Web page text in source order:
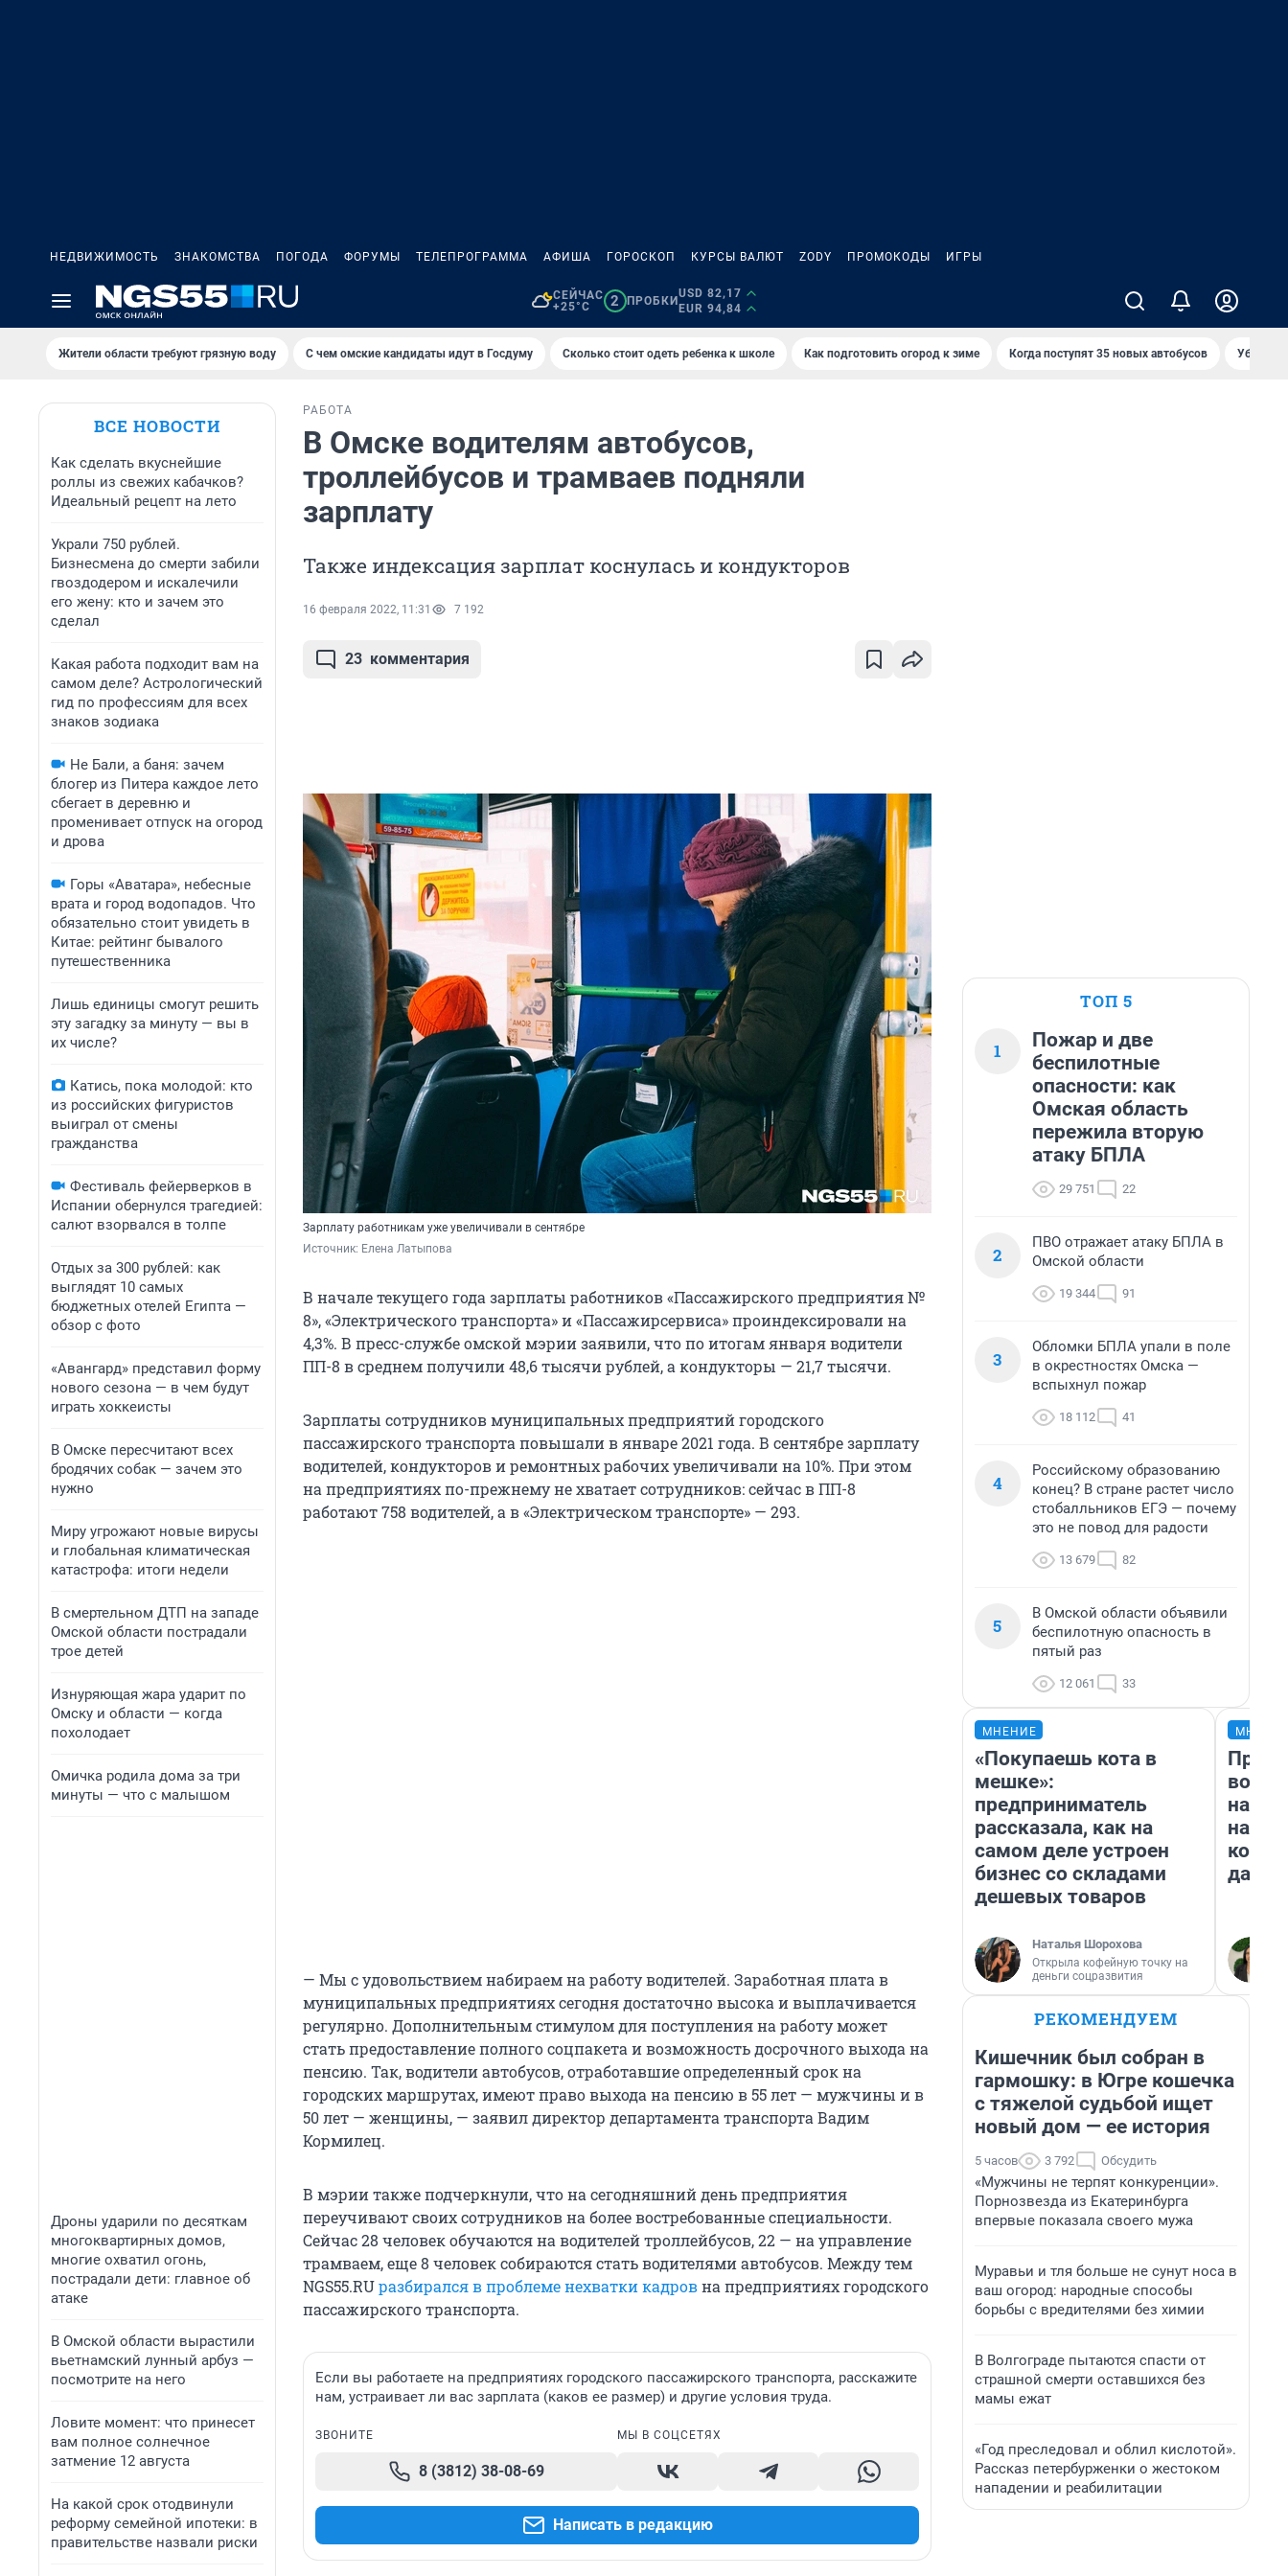
НЕДВИЖИМОСТЬ ЗНАКОМСТВА ПОГОДА ФОРУМЫ ТЕЛЕПРОГРАММА АФИША ГОРОСКОП КУРСЫ ВАЛЮТ ZODY ПРОМОКОДЫ ИГРЫ
СЕЙЧАС
+25°C
2 ПРОБКИ
USD 82,17
EUR 94,84
Жители области требуют грязную воду С чем омские кандидаты идут в Госдуму Сколько стоит одеть ребенка к школе Как подготовить огород к зиме Когда поступят 35 новых автобусов Убийца
ВСЕ НОВОСТИ
Как сделать вкуснейшие
роллы из свежих кабачков?
Идеальный рецепт на лето
Украли 750 рублей.
Бизнесмена до смерти забили
гвоздодером и искалечили
его жену: кто и зачем это
сделал
Какая работа подходит вам на
самом деле? Астрологический
гид по профессиям для всех
знаков зодиака
Не Бали, а баня: зачем
блогер из Питера каждое лето
сбегает в деревню и
променивает отпуск на огород
и дрова
Горы «Аватара», небесные
врата и город водопадов. Что
обязательно стоит увидеть в
Китае: рейтинг бывалого
путешественника
Лишь единицы смогут решить
эту загадку за минуту — вы в
их числе?
Катись, пока молодой: кто
из российских фигуристов
выиграл от смены
гражданства
Фестиваль фейерверков в
Испании обернулся трагедией:
салют взорвался в толпе
Отдых за 300 рублей: как
выглядят 10 самых
бюджетных отелей Египта —
обзор с фото
«Авангард» представил форму
нового сезона — в чем будут
играть хоккеисты
В Омске пересчитают всех
бродячих собак — зачем это
нужно
Миру угрожают новые вирусы
и глобальная климатическая
катастрофа: итоги недели
В смертельном ДТП на западе
Омской области пострадали
трое детей
Изнуряющая жара ударит по
Омску и области — когда
похолодает
Омичка родила дома за три
минуты — что с малышом
Дроны ударили по десяткам
многоквартирных домов,
многие охватил огонь,
пострадали дети: главное об
атаке
В Омской области вырастили
вьетнамский лунный арбуз —
посмотрите на него
Ловите момент: что принесет
вам полное солнечное
затмение 12 августа
На какой срок отодвинули
реформу семейной ипотеки: в
правительстве назвали риски
РАБОТА
В Омске водителям автобусов,
троллейбусов и трамваев подняли
зарплату
Также индексация зарплат коснулась и кондукторов
16 февраля 2022, 11:31 7 192
23 комментария
Зарплату работникам уже увеличивали в сентябре
Источник: Елена Латыпова
В начале текущего года зарплаты работников «Пассажирского предприятия №
8», «Электрического транспорта» и «Пассажирсервиса» проиндексировали на
4,3%. В пресс-службе омской мэрии заявили, что по итогам января водители
ПП-8 в среднем получили 48,6 тысячи рублей, а кондукторы — 21,7 тысячи.
Зарплаты сотрудников муниципальных предприятий городского
пассажирского транспорта повышали в январе 2021 года. В сентябре зарплату
водителей, кондукторов и ремонтных рабочих увеличивали на 10%. При этом
на предприятиях по-прежнему не хватает сотрудников: сейчас в ПП-8
работают 758 водителей, а в «Электрическом транспорте» — 293.
— Мы с удовольствием набираем на работу водителей. Заработная плата в
муниципальных предприятиях сегодня достаточно высока и выплачивается
регулярно. Дополнительным стимулом для поступления на работу может
стать предоставление полного соцпакета и возможность досрочного выхода на
пенсию. Так, водители автобусов, отработавшие определенный срок на
городских маршрутах, имеют право выхода на пенсию в 55 лет — мужчины и в
50 лет — женщины, — заявил директор департамента транспорта Вадим
Кормилец.
В мэрии также подчеркнули, что на сегодняшний день предприятия
переучивают своих сотрудников на более востребованные специальности.
Сейчас 28 человек обучаются на водителей троллейбусов, 22 — на управление
трамваем, еще 8 человек собираются стать водителями автобусов. Между тем
NGS55.RUразбирался в проблеме нехватки кадровна предприятиях городского
пассажирского транспорта.
Если вы работаете на предприятиях городского пассажирского транспорта, расскажите
нам, устраивает ли вас зарплата (каков ее размер) и другие условия труда.
ЗВОНИТЕ
8 (3812) 38-08-69
МЫ В СОЦСЕТЯХ
Написать в редакцию
ТОП 5
1
Пожар и две
беспилотные
опасности: как
Омская область
пережила вторую
атаку БПЛА
29 751 22
2
ПВО отражает атаку БПЛА в
Омской области
19 344 91
3
Обломки БПЛА упали в поле
в окрестностях Омска —
вспыхнул пожар
18 112 41
4
Российскому образованию
конец? В стране растет число
стобалльников ЕГЭ — почему
это не повод для радости
13 679 82
5
В Омской области объявили
беспилотную опасность в
пятый раз
12 061 33
МНЕНИЕ
«Покупаешь кота в
мешке»:
предприниматель
рассказала, как на
самом деле устроен
бизнес со складами
дешевых товаров
Наталья Шорохова
Открыла кофейную точку на
деньги соцразвития
нам
даже
РЕКОМЕНДУЕМ
Кишечник был собран в
гармошку: в Югре кошечка
с тяжелой судьбой ищет
новый дом — ее история
5 часов 3 792 Обсудить
«Мужчины не терпят конкуренции».
Порнозвезда из Екатеринбурга
впервые показала своего мужа
Муравьи и тля больше не сунут носа в
ваш огород: народные способы
борьбы с вредителями без химии
В Волгограде пытаются спасти от
страшной смерти оставшихся без
мамы ежат
«Год преследовал и облил кислотой».
Рассказ петербурженки о жестоком
нападении и реабилитации